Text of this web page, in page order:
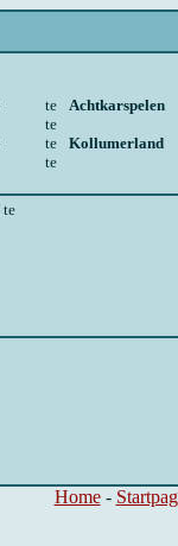
te
Achtkarspelen
te
te
Kollumerland
te
te
Home-